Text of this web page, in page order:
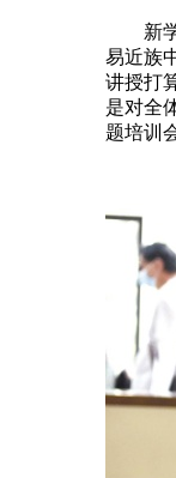
新学
易近族
讲授打
是对全
题培训